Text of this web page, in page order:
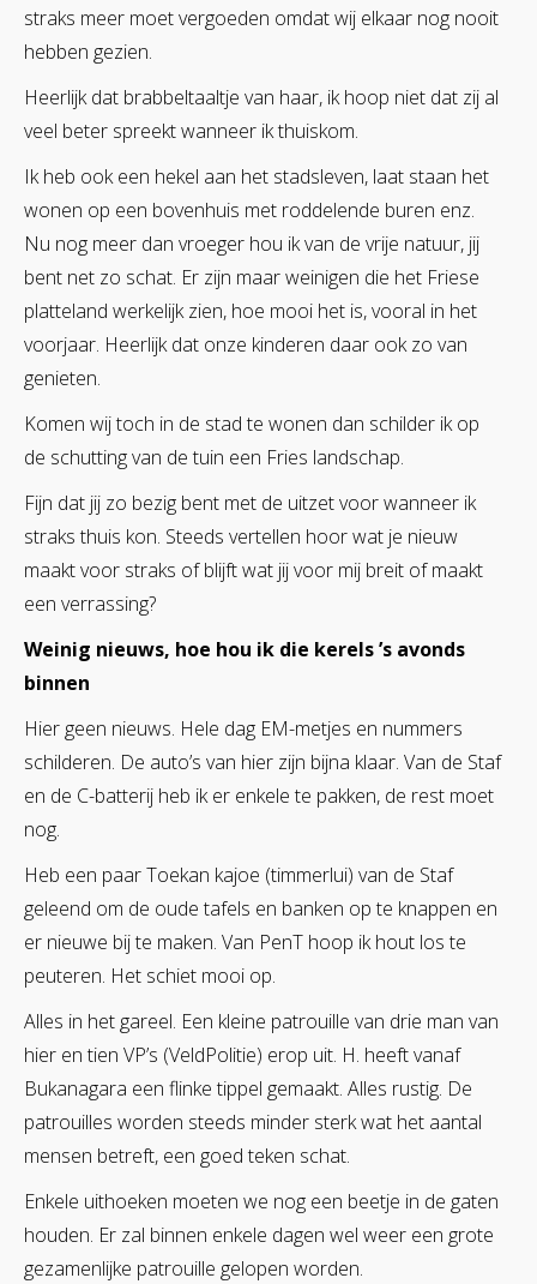
straks meer moet vergoeden omdat wij elkaar nog nooit
hebben gezien.
Heerlijk dat brabbeltaaltje van haar, ik hoop niet dat zij al
veel beter spreekt wanneer ik thuiskom.
Ik heb ook een hekel aan het stadsleven, laat staan het
wonen op een bovenhuis met roddelende buren enz.
Nu nog meer dan vroeger hou ik van de vrije natuur, jij
bent net zo schat. Er zijn maar weinigen die het Friese
platteland werkelijk zien, hoe mooi het is, vooral in het
voorjaar. Heerlijk dat onze kinderen daar ook zo van
genieten.
Komen wij toch in de stad te wonen dan schilder ik op
de schutting van de tuin een Fries landschap.
Fijn dat jij zo bezig bent met de uitzet voor wanneer ik
straks thuis kon. Steeds vertellen hoor wat je nieuw
maakt voor straks of blijft wat jij voor mij breit of maakt
een verrassing?
Weinig nieuws, hoe hou ik die kerels ’s avonds
binnen
Hier geen nieuws. Hele dag EM-metjes en nummers
schilderen. De auto’s van hier zijn bijna klaar. Van de Staf
en de C-batterij heb ik er enkele te pakken, de rest moet
nog.
Heb een paar Toekan kajoe (timmerlui) van de Staf
geleend om de oude tafels en banken op te knappen en
er nieuwe bij te maken. Van PenT hoop ik hout los te
peuteren. Het schiet mooi op.
Alles in het gareel. Een kleine patrouille van drie man van
hier en tien VP’s (VeldPolitie) erop uit. H. heeft vanaf
Bukanagara een flinke tippel gemaakt. Alles rustig. De
patrouilles worden steeds minder sterk wat het aantal
mensen betreft, een goed teken schat.
Enkele uithoeken moeten we nog een beetje in de gaten
houden. Er zal binnen enkele dagen wel weer een grote
gezamenlijke patrouille gelopen worden.